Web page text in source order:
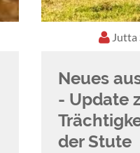
Jutta
Neues
- Update
der Stute